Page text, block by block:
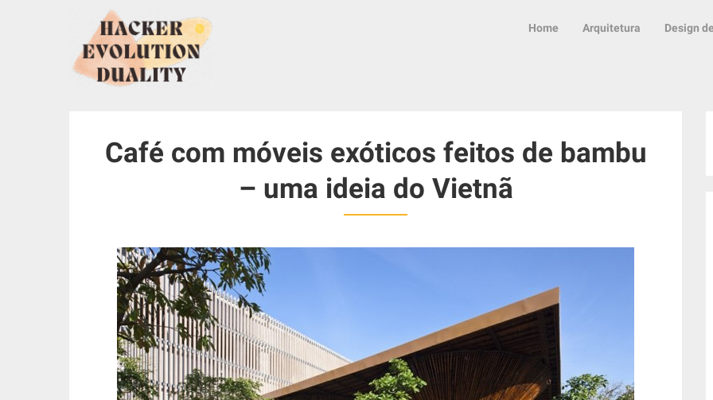
Home Arquitetura Design
Café com móveis exóticos feitos de bambu
– uma ideia do Vietnã